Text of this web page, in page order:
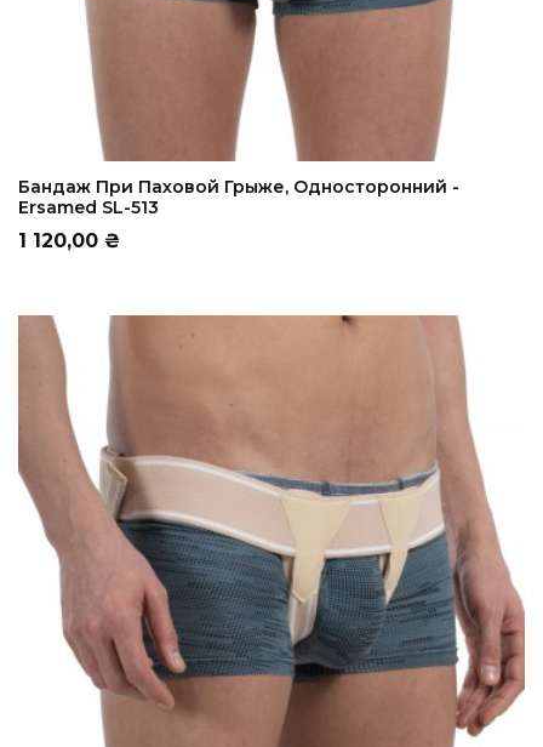
ADD TO CART
Бандаж При Паховой Грыже, Односторонний -
Ersamed SL-513
Цена
1 120,00 ₴